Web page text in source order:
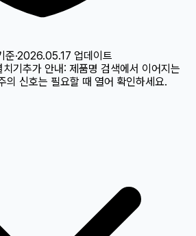
준·2026.05.17 업데이트
치기추가 안내: 제품명 검색에서 이어지는
의 신호는 필요할 때 열어 확인하세요.